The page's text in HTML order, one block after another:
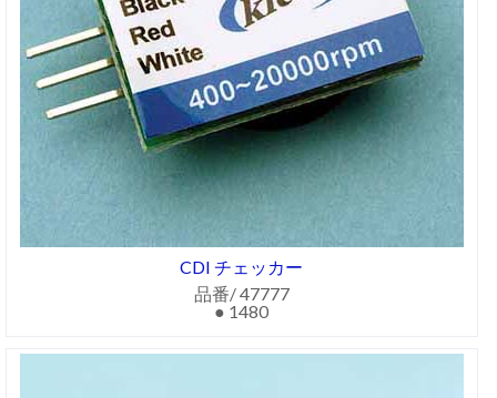
CDI チェッカー
品番/ 47777
● 1480